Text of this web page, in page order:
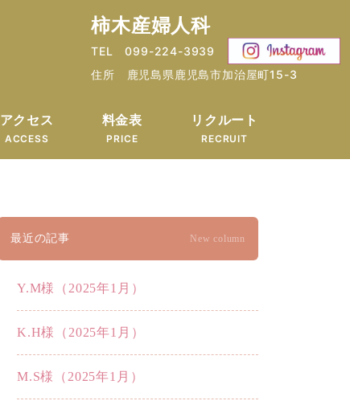
柿木産婦人科
TEL 099-224-3939
住所 鹿児島県鹿児島市加治屋町15-3
アクセス
ACCESS
料金表
PRICE
リクルート
RECRUIT
最近の記事 New column
Y.M様（2025年1月）
K.H様（2025年1月）
M.S様（2025年1月）